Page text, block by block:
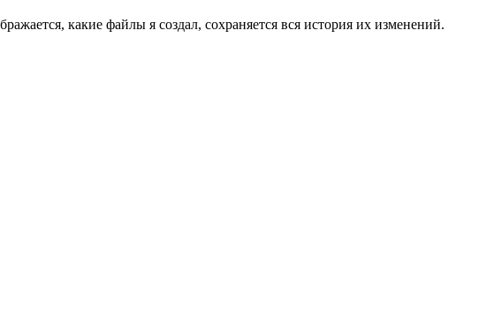
какие файлы я создал, сохраняется вся история их изменений.